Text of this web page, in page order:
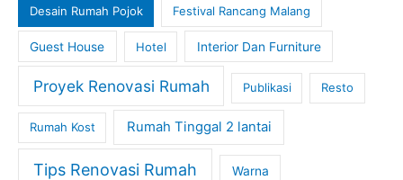
Desain Rumah Pojok Festival Rancang Malang
Guest House Hotel Interior Dan Furniture
Proyek Renovasi Rumah Publikasi Resto
Rumah Kost Rumah Tinggal 2 lantai
Tips Renovasi Rumah Warna